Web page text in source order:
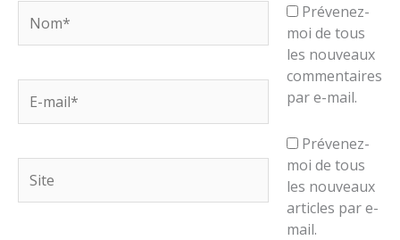
mail*
Prévenez-
moi de tous
les nouveaux
commentaires
par e-mail.
Prévenez-
moi de tous
les nouveaux
articles par e-
mail.